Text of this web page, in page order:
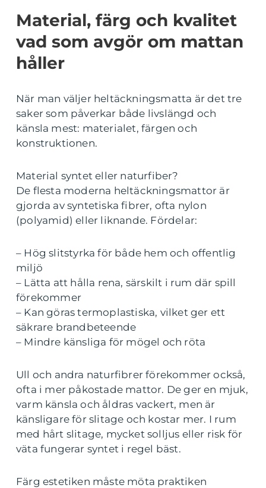
Material, färg och kvalitet
vad som avgör om mattan
håller
När man väljer heltäckningsmatta är det tre
saker som påverkar både livslängd och
känsla mest: materialet, färgen och
konstruktionen.
Material syntet eller naturfiber?
De flesta moderna heltäckningsmattor är
gjorda av syntetiska fibrer, ofta nylon
(polyamid) eller liknande. Fördelar:
– Hög slitstyrka för både hem och offentlig
miljö
– Lätta att hålla rena, särskilt i rum där spill
förekommer
– Kan göras termoplastiska, vilket ger ett
säkrare brandbeteende
– Mindre känsliga för mögel och röta
Ull och andra naturfibrer förekommer också,
ofta i mer påkostade mattor. De ger en mjuk,
varm känsla och åldras vackert, men är
känsligare för slitage och kostar mer. I rum
med hårt slitage, mycket solljus eller risk för
väta fungerar syntet i regel bäst.
Färg estetiken måste möta praktiken